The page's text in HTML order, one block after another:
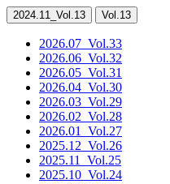
2024.11 _Vol.13 Vol.13
2026.07 _Vol.33
2026.06 _Vol.32
2026.05 _Vol.31
2026.04 _Vol.30
2026.03 _Vol.29
2026.02 _Vol.28
2026.01
_Vol.27
2025.12 _Vol.26
2025.11
_Vol.25
2025.10 _Vol.24